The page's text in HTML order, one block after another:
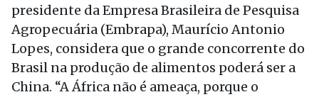
presidente da Empresa Brasileira de Pesquisa
Agropecuária (Embrapa), Maurício Antonio
Lopes, considera que o grande concorrente do
Brasil na produção de alimentos poderá ser a
China. “A África não é ameaça, porque o